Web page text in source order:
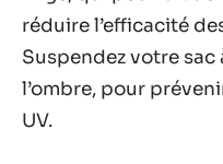
réduire l’efficacité
Suspendez votre sac
l’ombre, pour
UV.